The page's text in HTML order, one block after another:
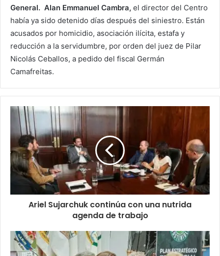
General. Alan Emmanuel Cambra, el director del Centro
había ya sido detenido días después del siniestro. Están
acusados por homicidio, asociación ilícita, estafa y
reducción a la servidumbre, por orden del juez de Pilar
Nicolás Ceballos, a pedido del fiscal Germán
Camafreitas.
Ariel Sujarchuk continúa con una nutrida
agenda de trabajo